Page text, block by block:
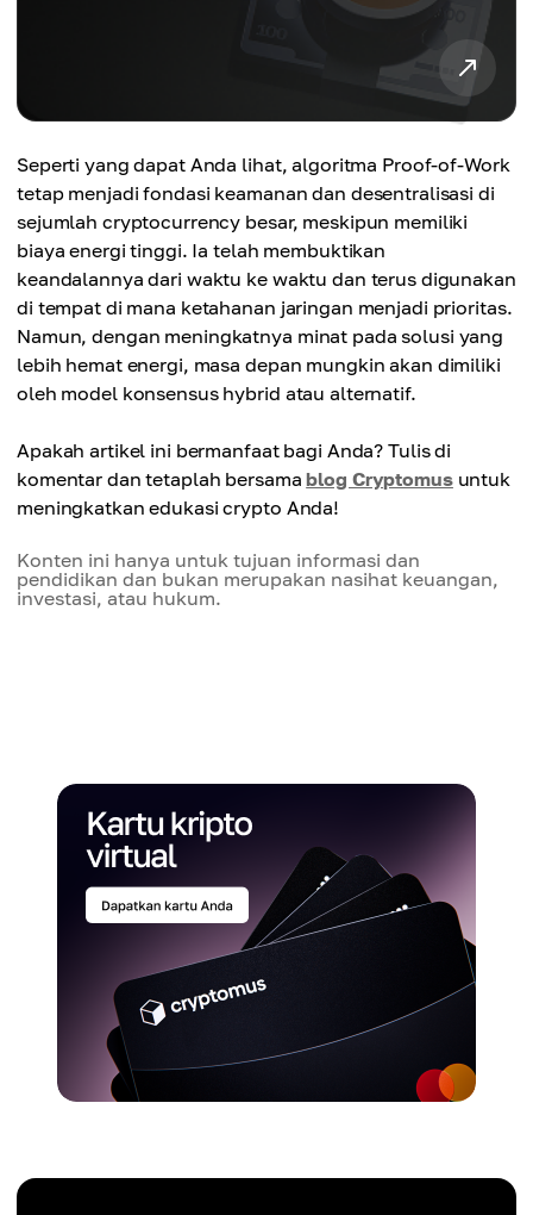
Seperti yang dapat Anda lihat, algoritma Proof-of-Work
tetap menjadi fondasi keamanan dan desentralisasi di
sejumlah cryptocurrency besar, meskipun memiliki
biaya energi tinggi. Ia telah membuktikan
keandalannya dari waktu ke waktu dan terus digunakan
di tempat di mana ketahanan jaringan menjadi prioritas.
Namun, dengan meningkatnya minat pada solusi yang
lebih hemat energi, masa depan mungkin akan dimiliki
oleh model konsensus hybrid atau alternatif.
Apakah artikel ini bermanfaat bagi Anda? Tulis di
komentar dan tetaplah bersamablog Cryptomusuntuk
meningkatkan edukasi crypto Anda!
Konten ini hanya untuk tujuan informasi dan
pendidikan dan bukan merupakan nasihat keuangan,
investasi, atau hukum.